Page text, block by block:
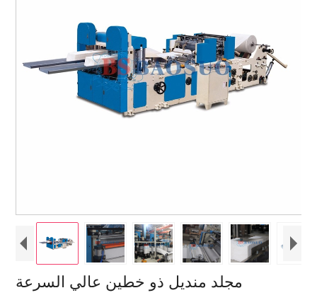
مجلد منديل ذو خطين عالي السرعة